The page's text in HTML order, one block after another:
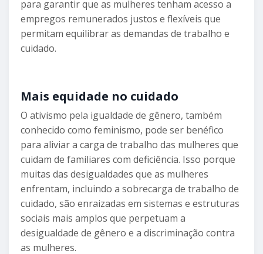
para garantir que as mulheres tenham acesso a
empregos remunerados justos e flexíveis que
permitam equilibrar as demandas de trabalho e
cuidado.
Mais equidade no cuidado
O ativismo pela igualdade de gênero, também
conhecido como feminismo, pode ser benéfico
para aliviar a carga de trabalho das mulheres que
cuidam de familiares com deficiência. Isso porque
muitas das desigualdades que as mulheres
enfrentam, incluindo a sobrecarga de trabalho de
cuidado, são enraizadas em sistemas e estruturas
sociais mais amplos que perpetuam a
desigualdade de gênero e a discriminação contra
as mulheres.